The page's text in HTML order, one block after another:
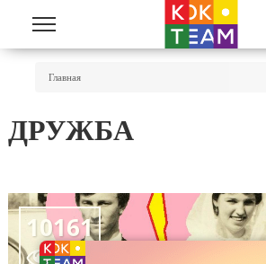
Перейти к основному содержанию
Главная
ДРУЖБА
10161
